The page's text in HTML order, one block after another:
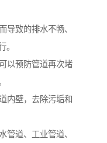
导致的排水不畅、
。
以预防管道再次堵
内壁，去除污垢和
管道、工业管道、